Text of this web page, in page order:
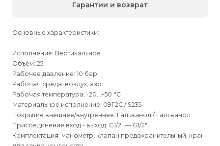
Основные характеристики:
Исполнение: Вертикальное
Объём: 25
Рабочее давление: 10 бар
Рабочая среда: воздух, азот
Рабочая температура: -20…+50 °С
Материальное исполнение: 09Г2С / S235
Покрытие внешнее/внутреннее: Гальванол / Гальванол
Присоединение вход - выход: G1/2" — G1/2"
Комплектация: манометр, клапан предохранительный, кран
Гарантии и возврат